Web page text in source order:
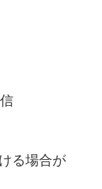
る場合が